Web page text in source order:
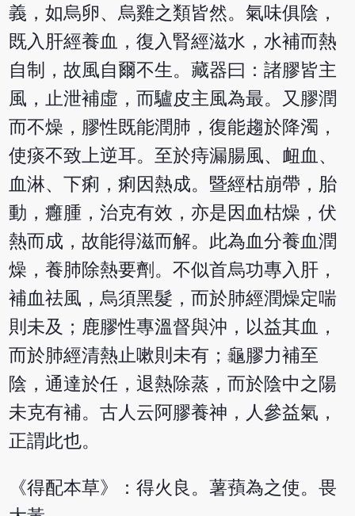
義，如烏卵、烏雞之類皆然。氣味俱陰，
既入肝經養血，復入腎經滋水，水補而熱
自制，故風自爾不生。藏器曰：諸膠皆主
風，止泄補虛，而驢皮主風為最。又膠潤
而不燥，膠性既能潤肺，復能趨於降濁，
使痰不致上逆耳。至於痔漏腸風、衄血、
血淋、下痢，痢因熱成。暨經枯崩帶，胎
動，癰腫，治克有效，亦是因血枯燥，伏
熱而成，故能得滋而解。此為血分養血潤
燥，養肺除熱要劑。不似首烏功專入肝，
補血祛風，烏須黑髮，而於肺經潤燥定喘
則未及；鹿膠性專溫督與沖，以益其血，
而於肺經清熱止嗽則未有；龜膠力補至
陰，通達於任，退熱除蒸，而於陰中之陽
未克有補。古人云阿膠養神，人參益氣，
正謂此也。
《得配本草》：得火良。薯蕷為之使。畏